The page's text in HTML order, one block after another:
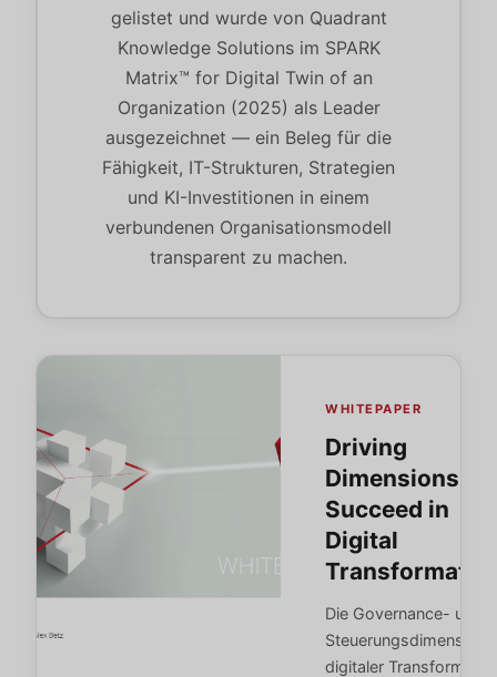
gelistet und wurde von Quadrant
Knowledge Solutions im SPARK
Matrix™ for Digital Twin of an
Organization (2025) als Leader
ausgezeichnet — ein Beleg für die
Fähigkeit, IT-Strukturen, Strategien
und KI-Investitionen in einem
verbundenen Organisationsmodell
transparent zu machen.
WHITEPAPER
Driving
Dimensions to
Succeed in
Digital
Die Governance- und
digitaler